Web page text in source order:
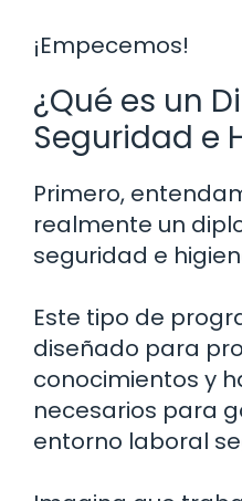
¡Empecemos!
¿Qué es un
Seguridad e
Primero,
realmente un
seguridad e
Este tipo de
diseñado para
conocimientos y
necesarios para
entorno laboral